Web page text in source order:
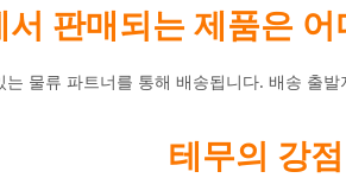
판매되는 제품은
물류 파트너를 통해 배송됩니다. 배송 출
테무의 강점